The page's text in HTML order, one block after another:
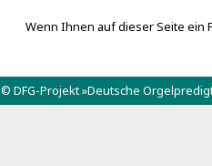
Wenn Ihnen auf dieser Seite ein
© DFG-Projekt »Deutsche